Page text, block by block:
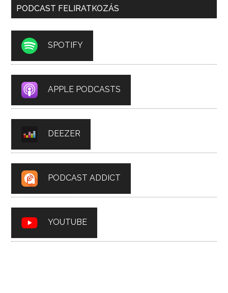
PODCAST FELIRATKOZÁS
SPOTIFY
APPLE PODCASTS
DEEZER
PODCAST ADDICT
YOUTUBE